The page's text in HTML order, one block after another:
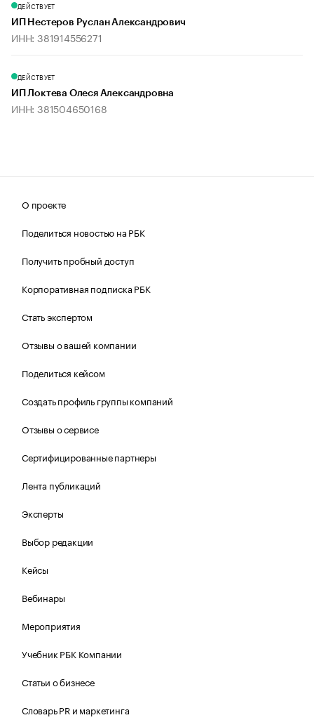
ДЕЙСТВУЕТ
ИП Нестеров Руслан Александрович
ИНН: 381914556271
ДЕЙСТВУЕТ
ИП Локтева Олеся Александровна
ИНН: 381504650168
О проекте
Поделиться новостью на РБК
Получить пробный доступ
Корпоративная подписка РБК
Стать экспертом
Отзывы о вашей компании
Поделиться кейсом
Создать профиль группы компаний
Отзывы о сервисе
Сертифицированные партнеры
Лента публикаций
Эксперты
Выбор редакции
Кейсы
Вебинары
Мероприятия
Учебник РБК Компании
Статьи о бизнесе
Словарь PR и маркетинга